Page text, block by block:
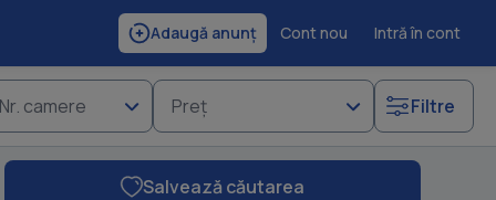
Adaugă anunț Cont nou Intră în cont
Nr. camere Preț Filtre
Salvează căutarea